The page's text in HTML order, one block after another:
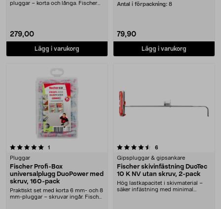
pluggar – korta och långa. Fischer
279,00
Lägg i varukorg
Antal i förpackning: 8
79,90
Lägg i varukorg
1
Pluggar
Fischer Profi-Box
universalplugg DuoPower med
skruv, 160-pack
Praktiskt set med korta 6 mm- och 8
mm-pluggar – skruvar ingår. Fischer
4.5 av 5 stjärnor 6
Gipspluggar & gipsankare
Fischer skivinfästning DuoTec
10 K NV utan skruv, 2-pack
Hög lastkapacitet i skivmaterial –
säker infästning med minimal